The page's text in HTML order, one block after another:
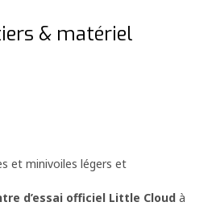
& matériel
et minivoiles légers et
d’essai officiel Little Cloud à